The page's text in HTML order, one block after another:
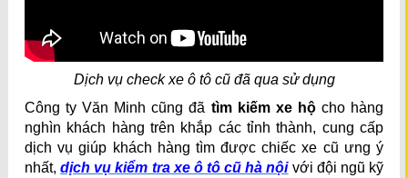
Dịch vụ check xe ô tô cũ đã qua sử dụng
Công ty Văn Minh cũng đã tìm kiếm xe hộcho hàng
nghìn khách hàng trên khắp các tỉnh thành, cung cấp
dịch vụ giúp khách hàng tìm được chiếc xe cũ ưng ý
nhất,dịch vụ kiểm tra xe ô tô cũ hà nộivới đội ngũ kỹ